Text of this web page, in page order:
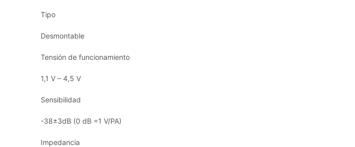
Tipo
Desmontable
Tensión de funcionamiento
1,1 V – 4,5 V
Sensibilidad
-38±3dB (0 dB =1 V/PA)
Impedancia